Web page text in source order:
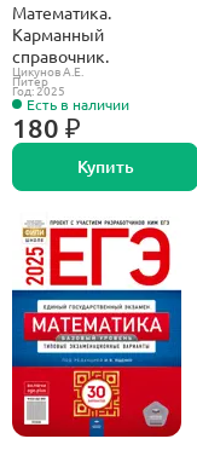
Математика.
Карманный
справочник.
Цикунов А.Е.
Питер
Год: 2025
Есть в наличии
180 ₽
Купить